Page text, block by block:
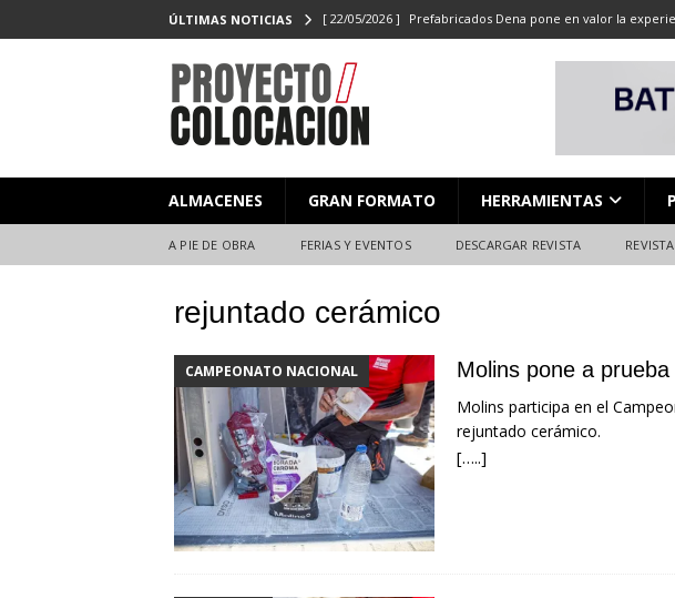
ÚLTIMAS NOTICIAS [ 22/05/2026 ] Prefabricados Dena pone en valor la
[ 27/02/2026 ] PROYECTO/COLOCACIÓN 13: CORTE DE
[ 23/06/2025 ]
Y EVENTOS
[ 08/07/2026 ] Nuevas citas para el profesional de la
ALMACENES GRAN FORMATO HERRAMIENTAS
A PIE DE OBRA FERIAS Y EVENTOS DESCARGAR REVISTA
rejuntado cerámico
CAMPEONATO NACIONAL Molins pone a
Molins participa en el
rejuntado cerámico.
[…..]